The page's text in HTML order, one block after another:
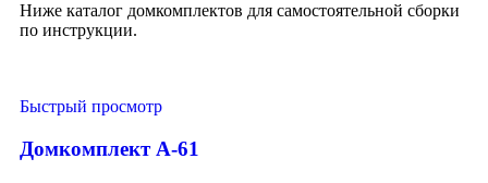
Ниже каталог домкомплектов для самостоятельной сборки
по инструкции.
Быстрый просмотр
Домкомплект А-61